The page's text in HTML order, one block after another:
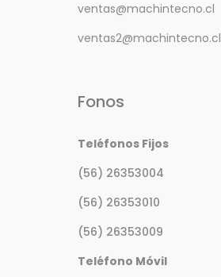
ventas@machintecno.cl
ventas2@machintecno.cl
Fonos
Teléfonos Fijos
(56) 26353004
(56) 26353010
(56) 26353009
Teléfono Móvil